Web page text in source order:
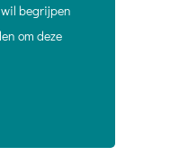
begrijpen
om deze